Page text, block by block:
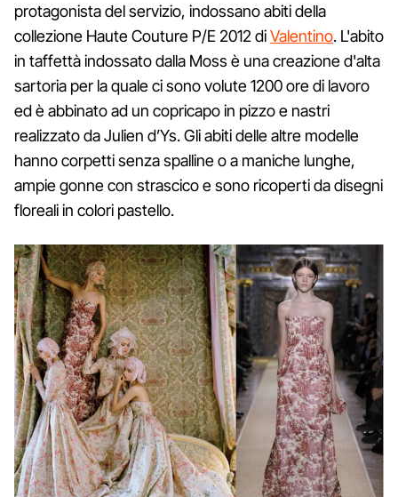
protagonista del servizio, indossano abiti della
collezione Haute Couture P/E 2012 diValentino. L'abito
in taffettà indossato dalla Moss è una creazione d'alta
sartoria per la quale ci sono volute 1200 ore di lavoro
ed è abbinato ad un copricapo in pizzo e nastri
realizzato da Julien d’Ys. Gli abiti delle altre modelle
hanno corpetti senza spalline o a maniche lunghe,
ampie gonne con strascico e sono ricoperti da disegni
floreali in colori pastello.